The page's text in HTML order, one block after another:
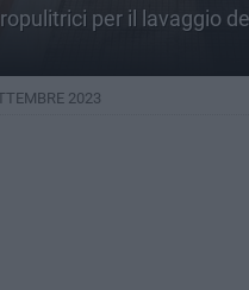
per il lavaggio
2023